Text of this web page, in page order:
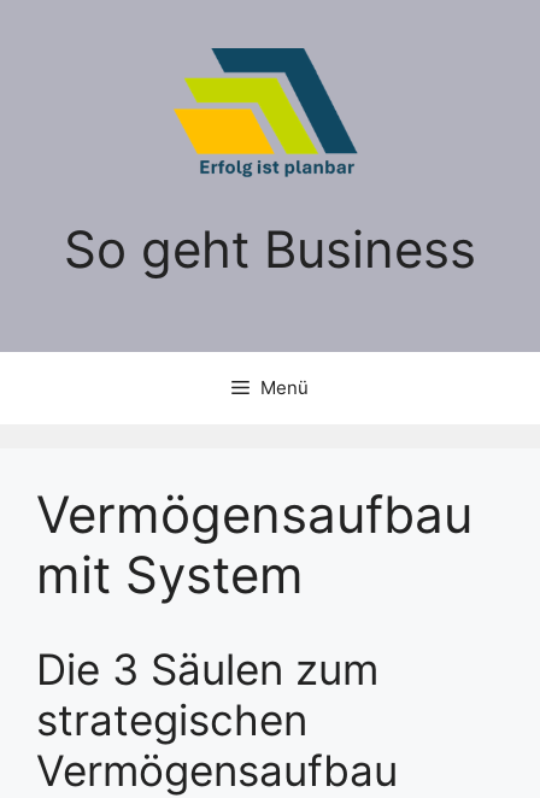
So geht Business
Menü
Vermögensaufbau
mit System
Die 3 Säulen zum
strategischen
Vermögensaufbau